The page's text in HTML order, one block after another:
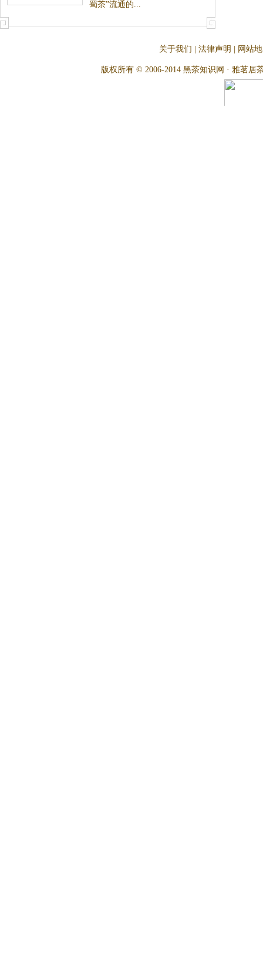
蜀茶”流通的...
关于我们 法律声明 网站
版权所有 © 2006-2014 黑茶知识网 · 雅茗居